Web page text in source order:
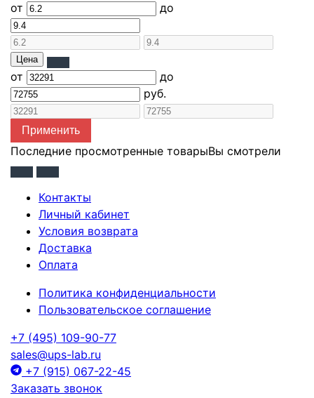
от до
Цена
от
до
руб.
Применить
Последние просмотренные товарыВы смотрели
Контакты
Личный кабинет
Условия возврата
Доставка
Оплата
Политика конфиденциальности
Пользовательское соглашение
+7 (495) 109-90-77
sales@ups-lab.ru
+7 (915) 067-22-45
Заказать звонок